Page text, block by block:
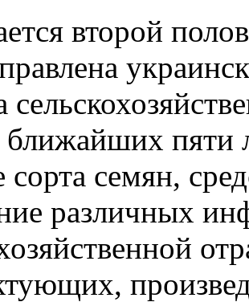
второй
ближайших пяти
сорта семян,
различных